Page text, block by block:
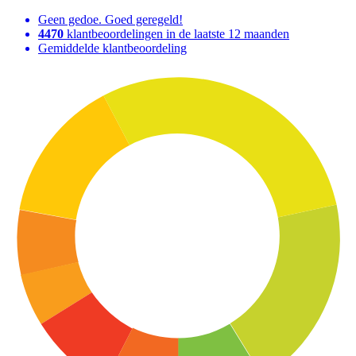
Geen gedoe. Goed geregeld!
4470 klantbeoordelingen in de laatste 12 maanden
Gemiddelde klantbeoordeling